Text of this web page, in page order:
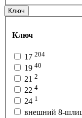
Ключ
Ключ
17 204
19 40
21 2
22 4
24 1
внешний 8-